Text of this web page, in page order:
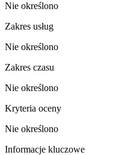
Nie określono
Zakres usług
Nie określono
Zakres czasu
Nie określono
Kryteria oceny
Nie określono
Informacje kluczowe